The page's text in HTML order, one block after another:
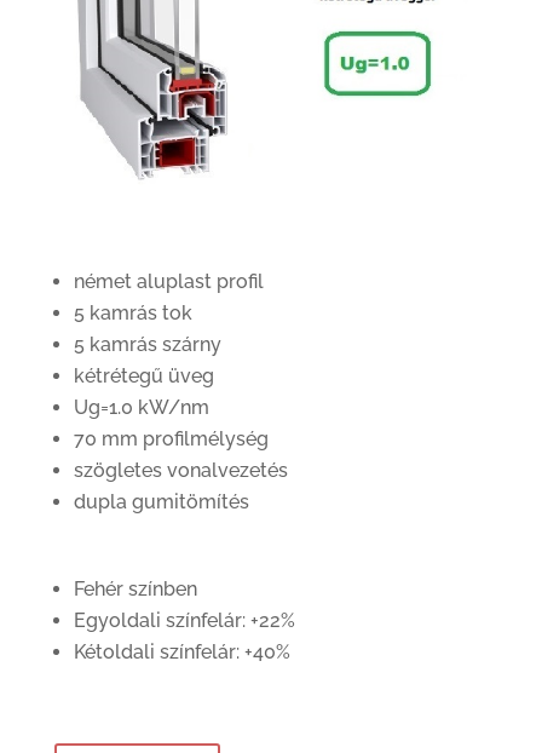
német aluplast profil
5 kamrás tok
5 kamrás szárny
kétrétegű üveg
Ug=1.0 kW/nm
70 mm profilmélység
szögletes vonalvezetés
dupla gumitömítés
Fehér színben
Egyoldali színfelár: +22%
Kétoldali színfelár: +40%